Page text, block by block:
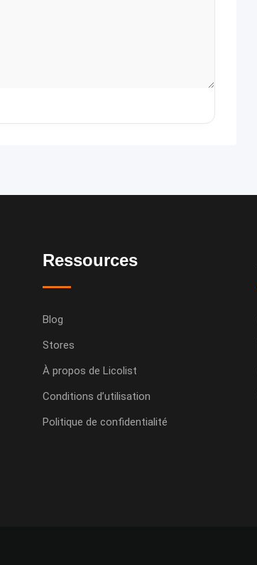
Ressources
Blog
Stores
À propos de Licolist
Conditions d’utilisation
Politique de confidentialité